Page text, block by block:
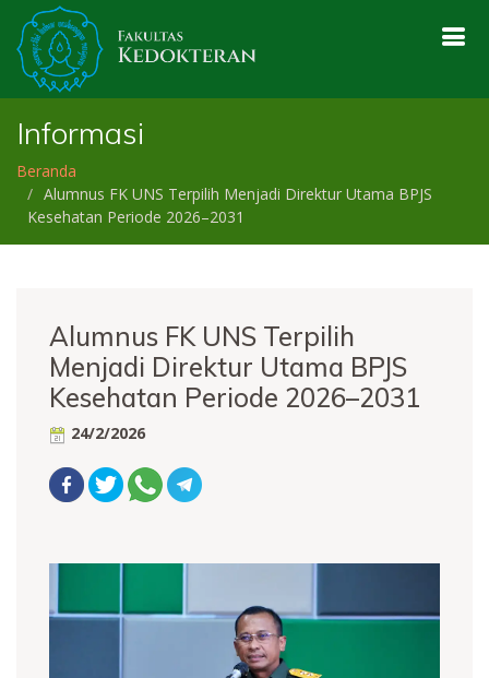
Informasi
Beranda
Alumnus FK UNS Terpilih Menjadi Direktur Utama BPJS
Kesehatan Periode 2026–2031
Alumnus FK UNS Terpilih
Menjadi Direktur Utama BPJS
Kesehatan Periode 2026–2031
24/2/2026